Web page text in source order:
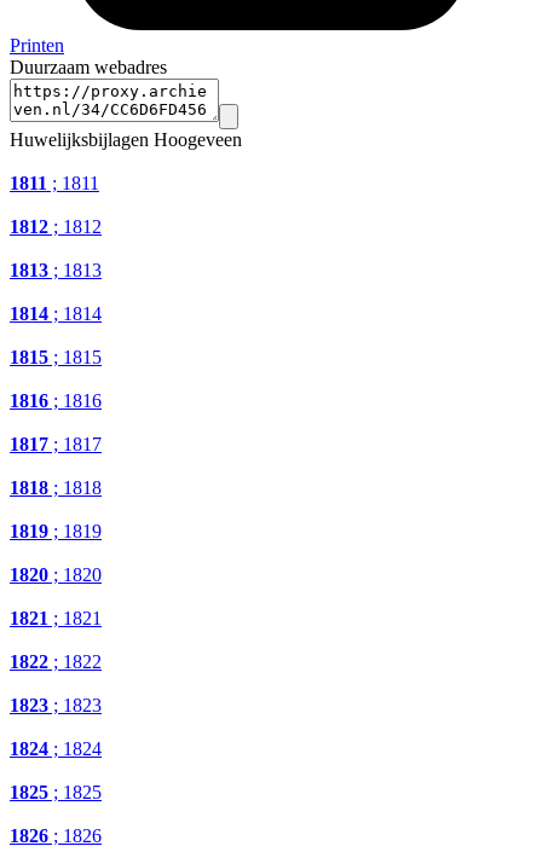
Printen
Duurzaam webadres
Huwelijksbijlagen Hoogeveen
1811 ; 1811
1812 ; 1812
1813 ; 1813
1814 ; 1814
1815 ; 1815
1816 ; 1816
1817 ; 1817
1818 ; 1818
1819 ; 1819
1820 ; 1820
1821 ; 1821
1822 ; 1822
1823 ; 1823
1824 ; 1824
1825 ; 1825
1826 ; 1826